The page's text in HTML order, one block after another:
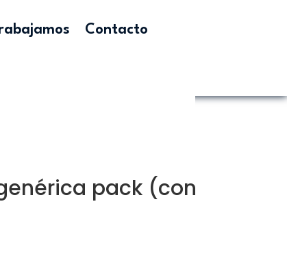
Contacto
pack (con